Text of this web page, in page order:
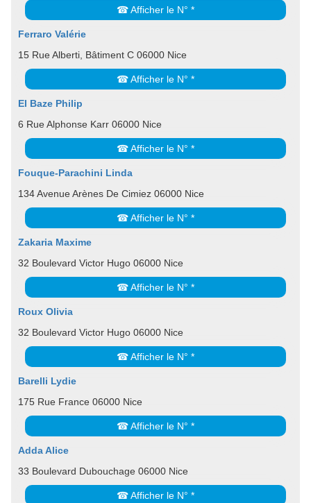
☎ Afficher le N° *
Ferraro Valérie
15 Rue Alberti, Bâtiment C 06000 Nice
☎ Afficher le N° *
El Baze Philip
6 Rue Alphonse Karr 06000 Nice
☎ Afficher le N° *
Fouque-Parachini Linda
134 Avenue Arènes De Cimiez 06000 Nice
☎ Afficher le N° *
Zakaria Maxime
32 Boulevard Victor Hugo 06000 Nice
☎ Afficher le N° *
Roux Olivia
32 Boulevard Victor Hugo 06000 Nice
☎ Afficher le N° *
Barelli Lydie
175 Rue France 06000 Nice
☎ Afficher le N° *
Adda Alice
33 Boulevard Dubouchage 06000 Nice
☎ Afficher le N° *